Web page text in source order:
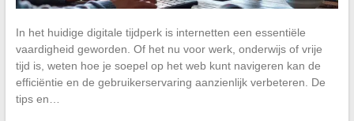
In het huidige digitale tijdperk is internetten een essentiële
vaardigheid geworden. Of het nu voor werk, onderwijs of vrije
tijd is, weten hoe je soepel op het web kunt navigeren kan de
efficiëntie en de gebruikerservaring aanzienlijk verbeteren. De
tips en…